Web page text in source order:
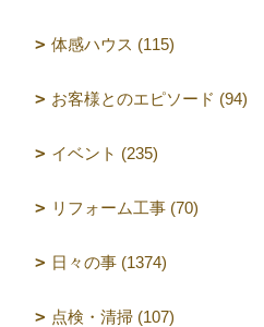
体感ハウス (115)
お客様とのエピソード (94)
イベント (235)
リフォーム工事 (70)
日々の事 (1374)
点検・清掃 (107)